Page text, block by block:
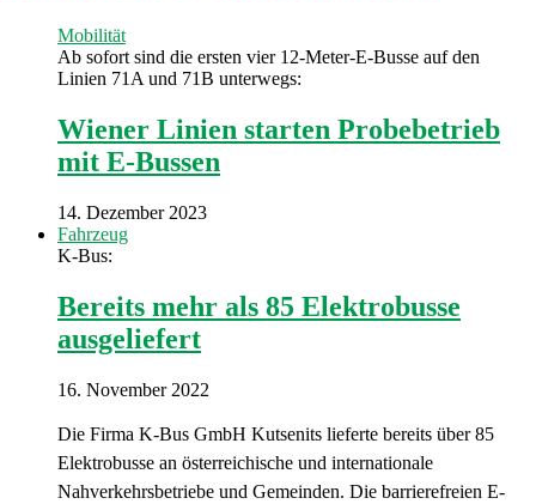
Mobilität
Ab sofort sind die ersten vier 12-Meter-E-Busse auf den
Linien 71A und 71B unterwegs:
Wiener Linien starten Probebetrieb
mit E-Bussen
14. Dezember 2023
Fahrzeug
K-Bus:
Bereits mehr als 85 Elektrobusse
ausgeliefert
16. November 2022
Die Firma K-Bus GmbH Kutsenits lieferte bereits über 85
Elektrobusse an österreichische und internationale
Nahverkehrsbetriebe und Gemeinden. Die barrierefreien E-